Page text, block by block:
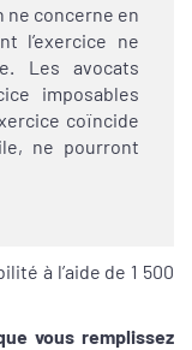
ne concerne en
l’exercice ne
Les avocats
imposables
coïncide
ne pourront
à l’aide de 1 500
vous remplissez